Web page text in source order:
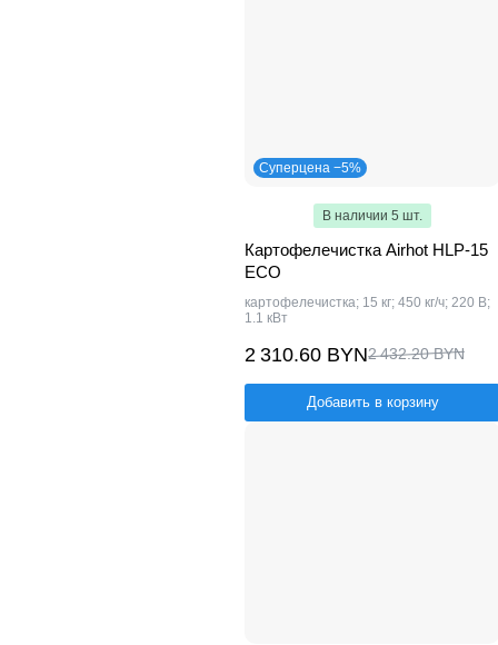
Суперцена −5%
В наличии 5 шт.
Картофелечистка Airhot HLP-15
ECO
картофелечистка; 15 кг; 450 кг/ч; 220 В;
1.1 кВт
2 310.60 BYN2 432.20 BYN
Добавить в корзину